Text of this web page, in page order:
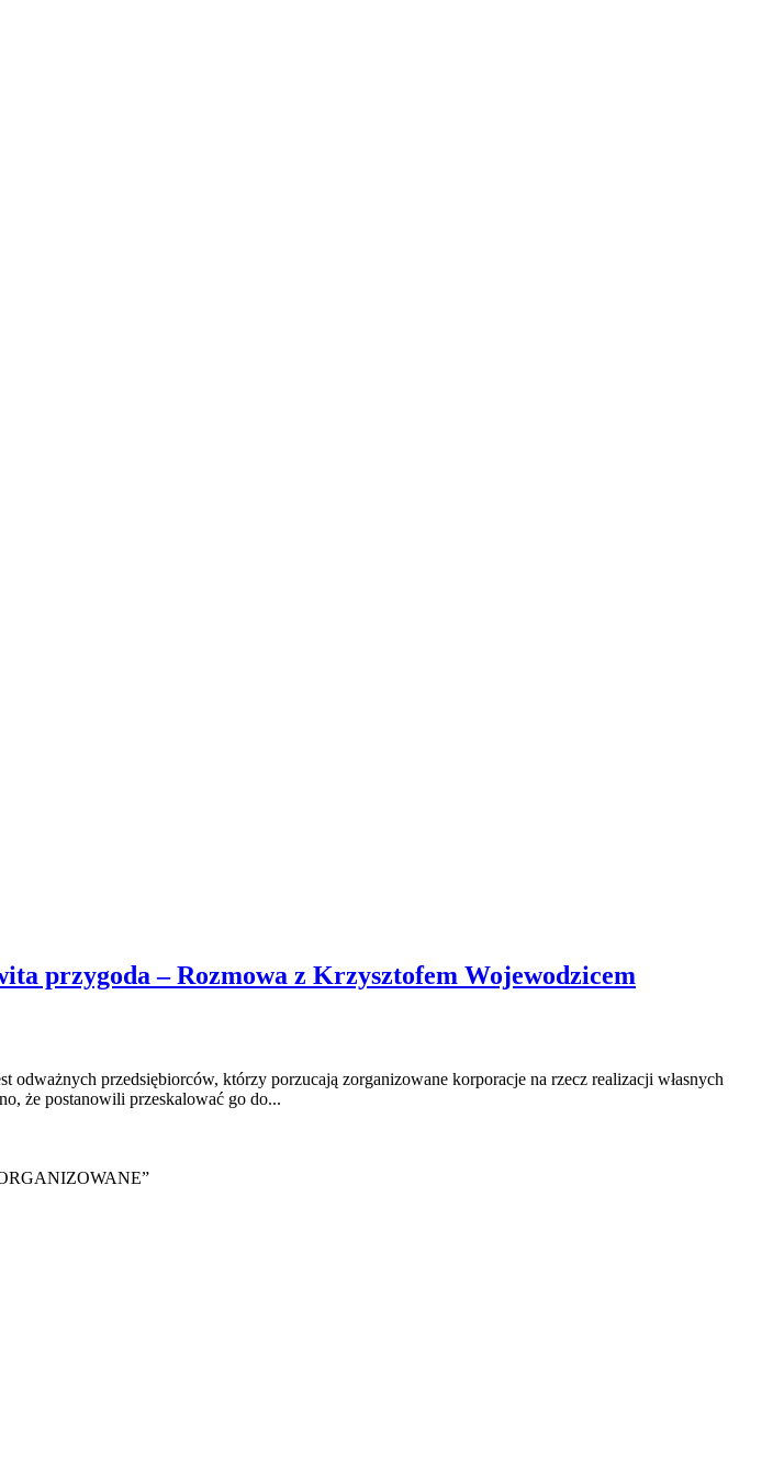
przygoda – Rozmowa z Krzysztofem Wojewodzicem
przedsiębiorców, którzy porzucają zorganizowane korporacje na rzecz realizacji własnych
że postanowili przeskalować go do...